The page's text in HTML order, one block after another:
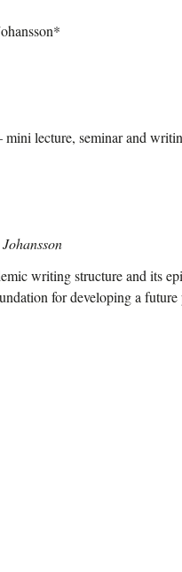
mini lecture, seminar and
writing structure and its
for developing a future